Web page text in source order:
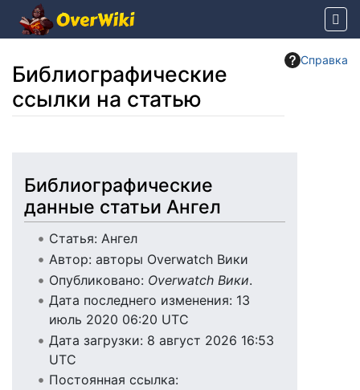
Справка
Библиографические
ссылки на статью
Библиографические
данные статьи Ангел
Статья: Ангел
Автор: авторы Overwatch Вики
Опубликовано: Overwatch Вики.
Дата последнего изменения: 13
июль 2020 06:20 UTC
Дата загрузки: 8 август 2026 16:53
UTC
Постоянная ссылка: